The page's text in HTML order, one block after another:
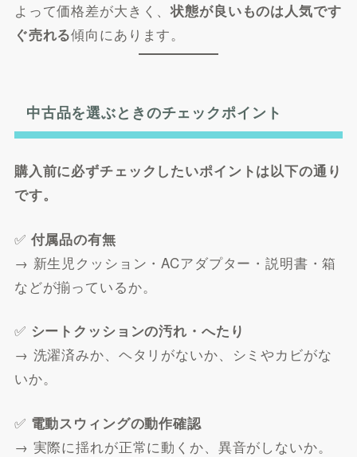
よって価格差が大きく、状態が良いものは人気です
ぐ売れる傾向にあります。
中古品を選ぶときのチェックポイント
購入前に必ずチェックしたいポイントは以下の通り
です。
✅ 付属品の有無
→ 新生児クッション・ACアダプター・説明書・箱
などが揃っているか。
✅ シートクッションの汚れ・へたり
→ 洗濯済みか、ヘタリがないか、シミやカビがな
いか。
✅ 電動スウィングの動作確認
→ 実際に揺れが正常に動くか、異音がしないか。